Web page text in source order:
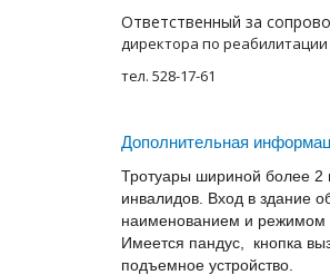
Ответственный за
директора по реабилитации
тел. 528-17-61
Дополнительная
Тротуары шириной более 2
инвалидов. Вход в здание
наименованием и
Имеется пандус, кнопка
подъемное устройство.